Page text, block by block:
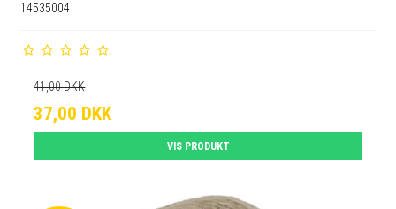
14535004
41,00 DKK
37,00 DKK
VIS PRODUKT